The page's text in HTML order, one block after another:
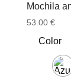
Mochila
53.00 €
Color